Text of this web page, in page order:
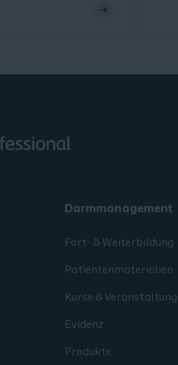
Darmmanagement
Fort- & Weiterbildung
Patientenmaterialien
Kurse & Veranstaltung
Evidenz
Produkte